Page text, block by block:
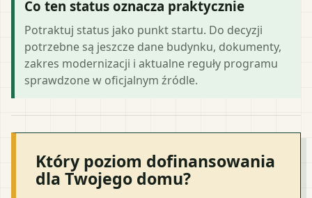
Co ten status oznacza praktycznie
Potraktuj status jako punkt startu. Do decyzji
potrzebne są jeszcze dane budynku, dokumenty,
zakres modernizacji i aktualne reguły programu
sprawdzone w oficjalnym źródle.
Który poziom dofinansowania
dla Twojego domu?